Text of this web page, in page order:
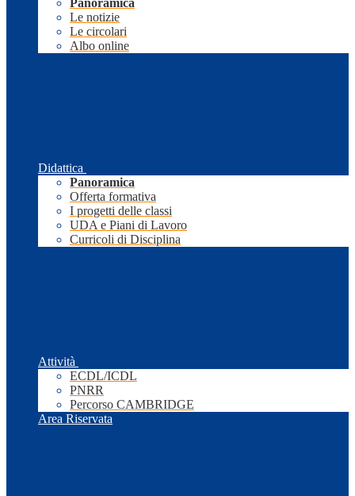
Panoramica
Le notizie
Le circolari
Albo online
Didattica
Panoramica
Offerta formativa
I progetti delle classi
UDA e Piani di Lavoro
Curricoli di Disciplina
Attività
ECDL/ICDL
PNRR
Percorso CAMBRIDGE
Area Riservata